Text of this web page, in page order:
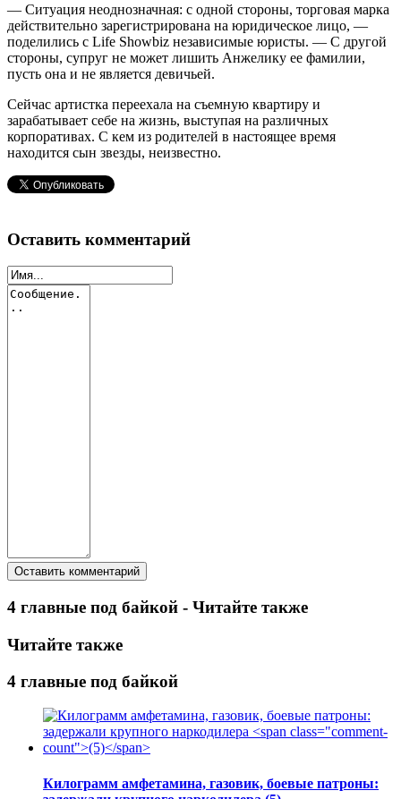
— Ситуация неоднозначная: с одной стороны, торговая марка
действительно зарегистрирована на юридическое лицо, —
поделились с Life Showbiz независимые юристы. — С другой
стороны, супруг не может лишить Анжелику ее фамилии,
пусть она и не является девичьей.
Сейчас артистка переехала на съемную квартиру и
зарабатывает себе на жизнь, выступая на различных
корпоративах. С кем из родителей в настоящее время
находится сын звезды, неизвестно.
Оставить комментарий
4 главные под байкой - Читайте также
Читайте также
4 главные под байкой
Килограмм амфетамина, газовик, боевые патроны: